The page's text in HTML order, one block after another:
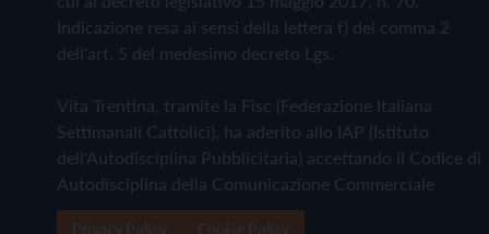
Indicazione resa ai sensi della lettera f) del comma 2
dell'art. 5 del medesimo decreto Lgs.
Vita Trentina, tramite la Fisc (Federazione Italiana
Settimanali Cattolici), ha aderito allo IAP (Istituto
dell'Autodisciplina Pubblicitaria) accettando il Codice di
Autodisciplina della Comunicazione Commerciale